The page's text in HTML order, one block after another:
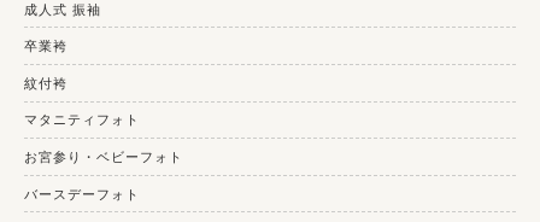
成人式 振袖
卒業袴
紋付袴
マタニティフォト
お宮参り・ベビーフォト
バースデーフォト